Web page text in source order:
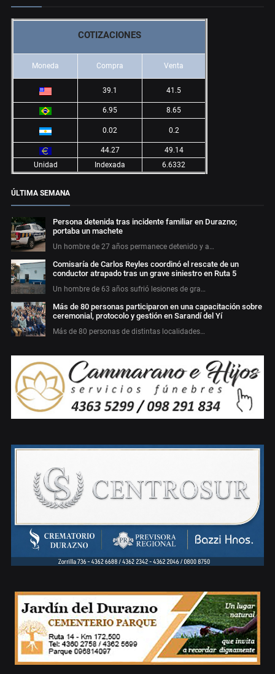
COTIZACIONES
Moneda Compra Venta
39.1 41.5
6.95 8.65
0.02 0.2
44.27
49.14
Unidad
Indexada 6.6332
ÚLTIMA SEMANA
Persona detenida tras incidente familiar en Durazno;
portaba un machete
Un hombre de 27 años permanece detenido y a…
Comisaría de Carlos Reyles coordinó el rescate de un
conductor atrapado tras un grave siniestro en Ruta 5
Un hombre de 63 años sufrió lesiones de gra…
Más de 80 personas participaron en una capacitación sobre
ceremonial, protocolo y gestión en Sarandí del Yí
Más de 80 personas de distintas localidades…